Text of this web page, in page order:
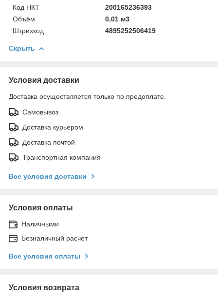
Код НКТ
200165236393
Объём
0,01 м3
Штрихкод
4895252506419
Скрыть
Условия доставки
Доставка осуществляется только по предоплате.
Самовывоз
Доставка курьером
Доставка почтой
Транспортная компания
Все условия доставки
Условия оплаты
Наличными
Безналичный расчет
Все условия оплаты
Условия возврата